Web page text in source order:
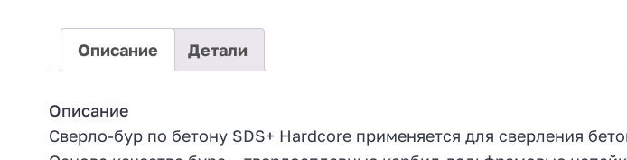
Описание Детали
Описание
Сверло-бур по бетону SDS+ Hardcore применяется для сверления